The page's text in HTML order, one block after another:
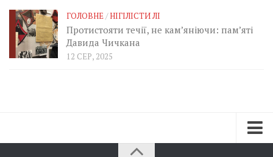
ГОЛОВНЕ/НІГІЛІСТИ ЛІ
Протистояти течії, не кам’яніючи: пам’яті
Давида Чичкана
12 СЕР, 2025